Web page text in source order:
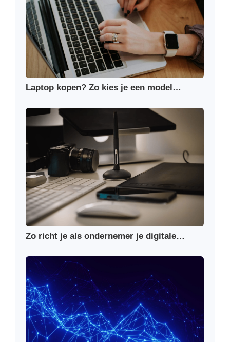
Laptop kopen? Zo kies je een model…
Zo richt je als ondernemer je digitale…